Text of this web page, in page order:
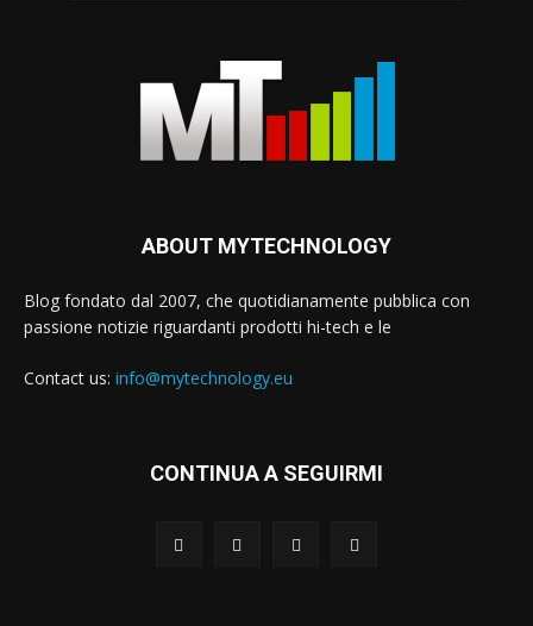
ABOUT MYTECHNOLOGY
Blog fondato dal 2007, che quotidianamente pubblica con
passione notizie riguardanti prodotti hi-tech e le
Contact us: info@mytechnology.eu
CONTINUA A SEGUIRMI